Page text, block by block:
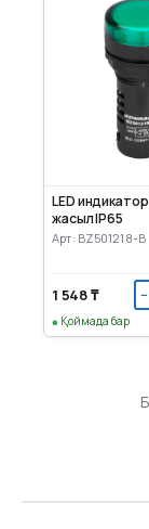
LED
жасыл IP65
Арт: BZ501218-B
1 548 ₸ −
Қоймада бар